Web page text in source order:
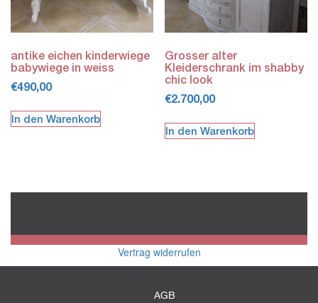
antike eichen kinderwiege
babywiege in weiss
€490,00
In den Warenkorb
Grosser alter
Kleiderschrank im shabby
chic look
€2.700,00
In den Warenkorb
Vertrag widerrufen
AGB